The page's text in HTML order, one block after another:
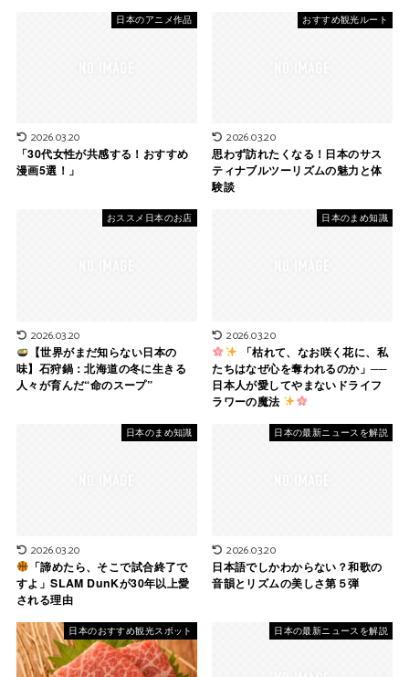
日本のアニメ作品
2026.03.20
「30代女性が共感する！おすすめ
漫画5選！」
おすすめ観光ルート
2026.03.20
思わず訪れたくなる！日本のサス
ティナブルツーリズムの魅力と体
験談
おススメ日本のお店
2026.03.20
【世界がまだ知らない日本の
味】石狩鍋：北海道の冬に生きる
人々が育んだ“命のスープ”
日本のまめ知識
2026.03.20
「枯れて、なお咲く花に、私
たちはなぜ心を奪われるのか」──
日本人が愛してやまないドライフ
ラワーの魔法
日本のまめ知識
2026.03.20
「諦めたら、そこで試合終了で
すよ」SLAM DunKが30年以上愛
される理由
日本の最新ニュースを解説
2026.03.20
日本語でしかわからない？和歌の
音韻とリズムの美しさ第５弾
日本のおすすめ観光スポット 日本の最新ニュースを解説